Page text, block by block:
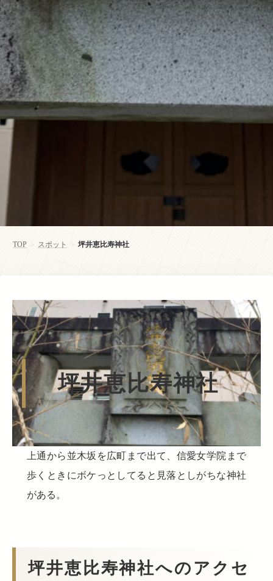
TOP > スポット > 坪井恵比寿神社
坪井恵比寿神社
上通から並木坂を広町まで出て、信愛女学院まで
歩くときにボケっとしてると見落としがちな神社
がある。
坪井恵比寿神社へのアクセ